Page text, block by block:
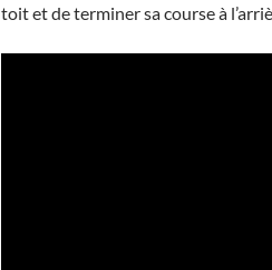
toit et de terminer sa course à